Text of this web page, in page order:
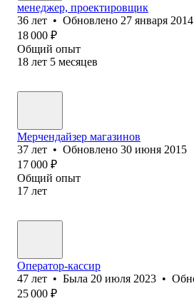
менеджер, проектировщик
36 лет • Обновлено 27 января 2014
18 000 ₽
Общий опыт
18 лет 5 месяцев
Мерчендайзер магазинов
37 лет • Обновлено 30 июня 2015
17 000 ₽
Общий опыт
17 лет
Оператор-кассир
47 лет • Была 20 июля 2023 •
25 000 ₽